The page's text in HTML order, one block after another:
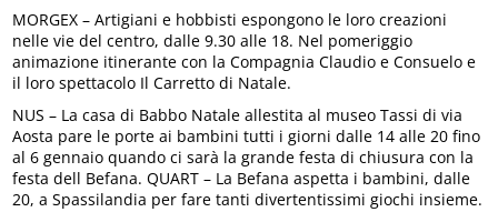
MORGEX – Artigiani e hobbisti espongono le loro creazioni
nelle vie del centro, dalle 9.30 alle 18. Nel pomeriggio
animazione itinerante con la Compagnia Claudio e Consuelo e
il loro spettacolo Il Carretto di Natale.
NUS – La casa di Babbo Natale allestita al museo Tassi di via
Aosta pare le porte ai bambini tutti i giorni dalle 14 alle 20 fino
al 6 gennaio quando ci sarà la grande festa di chiusura con la
festa dell Befana. QUART – La Befana aspetta i bambini, dalle
20, a Spassilandia per fare tanti divertentissimi giochi insieme.